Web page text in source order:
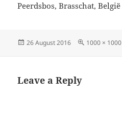
Peerdsbos, Brasschat, België
Posted
26 August 2016
Full
1000 × 1000
Leave a Reply